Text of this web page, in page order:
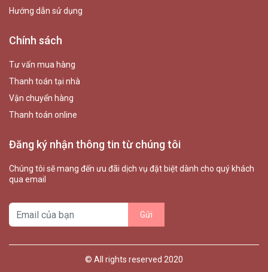
Hướng dẫn sử dụng
Chính sách
Tư vấn mua hàng
Thanh toán tại nhà
Vận chuyển hàng
Thanh toán online
Đăng ký nhận thông tin từ chúng tôi
Chúng tôi sẽ mang đến ưu đãi dịch vụ đặt biệt dành cho quý khách
qua email
© All rights reserved 2020